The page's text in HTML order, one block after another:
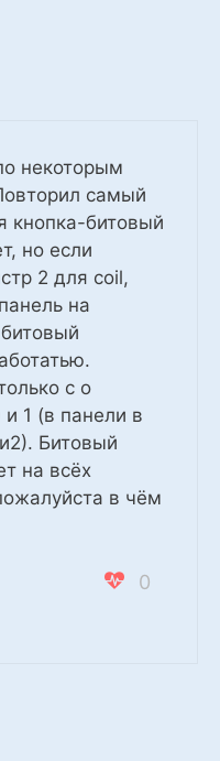
некоторым
самый
кнопка-битовый
но если
2 для coil,
на
с о
1 (в панели в
Битовый
на всёх
в чём
0